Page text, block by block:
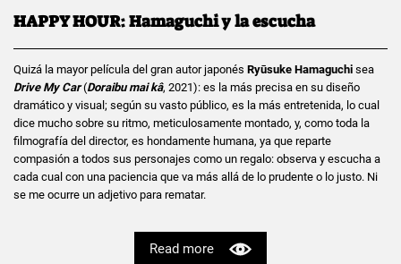
HAPPY HOUR: Hamaguchi y la escucha
Quizá la mayor película del gran autor japonés Ryūsuke Hamaguchi sea
Drive My Car(Doraibu mai kâ, 2021): es la más precisa en su diseño
dramático y visual; según su vasto público, es la más entretenida, lo cual
dice mucho sobre su ritmo, meticulosamente montado, y, como toda la
filmografía del director, es hondamente humana, ya que reparte
compasión a todos sus personajes como un regalo: observa y escucha a
cada cual con una paciencia que va más allá de lo prudente o lo justo. Ni
se me ocurre un adjetivo para rematar.
Read more